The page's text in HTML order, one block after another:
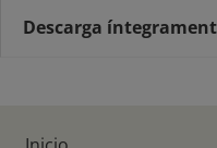
Descarga